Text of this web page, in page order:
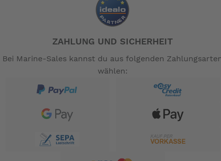
-- Auf Produktfotos angezeigte Dekorationsartikel
gehören nicht zum Leistungsumfang. --
ZAHLUNG UND SICHERHEIT
Bei Marine-Sales kannst du aus folgenden
wählen: